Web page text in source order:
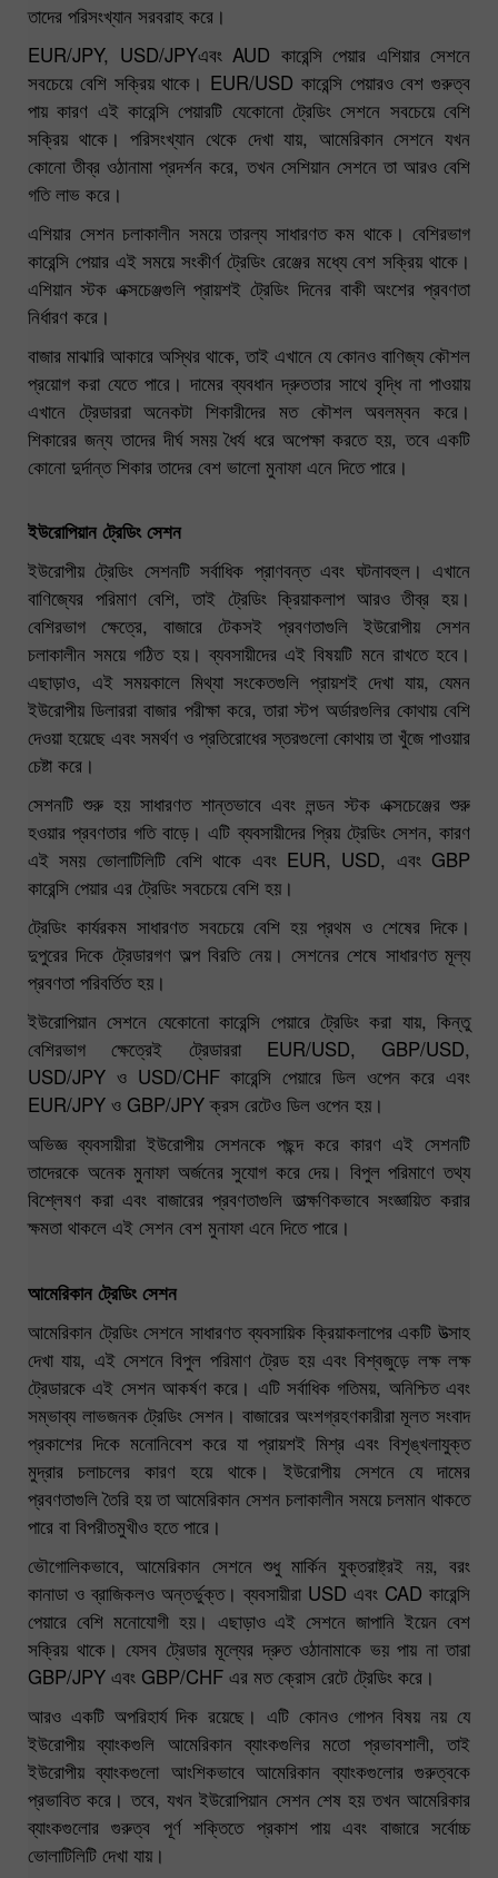
তাদের পরিসংখ্যান সরবরাহ করে।
EUR/JPY, USD/JPYএবং AUD কারেন্সি পেয়ার এশিয়ার সেশনে
সবচেয়ে বেশি সক্রিয় থাকে। EUR/USD কারেন্সি পেয়ারও বেশ গুরুত্ব
পায় কারণ এই কারেন্সি পেয়ারটি যেকোনো ট্রেডিং সেশনে সবচেয়ে বেশি
সক্রিয় থাকে। পরিসংখ্যান থেকে দেখা যায়, আমেরিকান সেশনে যখন
কোনো তীব্র ওঠানামা প্রদর্শন করে, তখন সেশিয়ান সেশনে তা আরও বেশি
গতি লাভ করে।
এশিয়ার সেশন চলাকালীন সময়ে তারল্য সাধারণত কম থাকে। বেশিরভাগ
কারেন্সি পেয়ার এই সময়ে সংকীর্ণ ট্রেডিং রেঞ্জের মধ্যে বেশ সক্রিয় থাকে।
এশিয়ান স্টক এক্সচেঞ্জগুলি প্রায়শই ট্রেডিং দিনের বাকী অংশের প্রবণতা
নির্ধারণ করে।
বাজার মাঝারি আকারে অস্থির থাকে, তাই এখানে যে কোনও বাণিজ্য কৌশল
প্রয়োগ করা যেতে পারে। দামের ব্যবধান দ্রুততার সাথে বৃদ্ধি না পাওয়ায়
এখানে ট্রেডাররা অনেকটা শিকারীদের মত কৌশল অবলম্বন করে।
শিকারের জন্য তাদের দীর্ঘ সময় ধৈর্য ধরে অপেক্ষা করতে হয়, তবে একটি
কোনো দুর্দান্ত শিকার তাদের বেশ ভালো মুনাফা এনে দিতে পারে।
ইউরোপিয়ান ট্রেডিং সেশন
ইউরোপীয় ট্রেডিং সেশনটি সর্বাধিক প্রাণবন্ত এবং ঘটনাবহুল। এখানে
বাণিজ্যের পরিমাণ বেশি, তাই ট্রেডিং ক্রিয়াকলাপ আরও তীব্র হয়।
বেশিরভাগ ক্ষেত্রে, বাজারে টেকসই প্রবণতাগুলি ইউরোপীয় সেশন
চলাকালীন সময়ে গঠিত হয়। ব্যবসায়ীদের এই বিষয়টি মনে রাখতে হবে।
এছাড়াও, এই সময়কালে মিথ্যা সংকেতগুলি প্রায়শই দেখা যায়, যেমন
ইউরোপীয় ডিলাররা বাজার পরীক্ষা করে, তারা স্টপ অর্ডারগুলির কোথায় বেশি
দেওয়া হয়েছে এবং সমর্থণ ও প্রতিরোধের স্তরগুলো কোথায় তা খুঁজে পাওয়ার
চেষ্টা করে।
সেশনটি শুরু হয় সাধারণত শান্তভাবে এবং লন্ডন স্টক এক্সচেঞ্জের শুরু
হওয়ার প্রবণতার গতি বাড়ে। এটি ব্যবসায়ীদের প্রিয় ট্রেডিং সেশন, কারণ
এই সময় ভোলাটিলিটি বেশি থাকে এবং EUR, USD, এবং GBP
কারেন্সি পেয়ার এর ট্রেডিং সবচেয়ে বেশি হয়।
ট্রেডিং কার্যরকম সাধারণত সবচেয়ে বেশি হয় প্রথম ও শেষের দিকে।
দুপুরের দিকে ট্রেডারগণ অল্প বিরতি নেয়। সেশনের শেষে সাধারণত মূল্য
প্রবণতা পরিবর্তিত হয়।
ইউরোপিয়ান সেশনে যেকোনো কারেন্সি পেয়ারে ট্রেডিং করা যায়, কিন্তু
বেশিরভাগ ক্ষেত্রেই ট্রেডাররা EUR/USD, GBP/USD,
USD/JPY ও USD/CHF কারেন্সি পেয়ারে ডিল ওপেন করে এবং
EUR/JPY ও GBP/JPY ক্রস রেটেও ডিল ওপেন হয়।
অভিজ্ঞ ব্যবসায়ীরা ইউরোপীয় সেশনকে পছন্দ করে কারণ এই সেশনটি
তাদেরকে অনেক মুনাফা অর্জনের সুযোগ করে দেয়। বিপুল পরিমাণে তথ্য
বিশ্লেষণ করা এবং বাজারের প্রবণতাগুলি তাত্ক্ষণিকভাবে সংজ্ঞায়িত করার
ক্ষমতা থাকলে এই সেশন বেশ মুনাফা এনে দিতে পারে।
আমেরিকান ট্রেডিং সেশন
আমেরিকান ট্রেডিং সেশনে সাধারণত ব্যবসায়িক ক্রিয়াকলাপের একটি উত্সাহ
দেখা যায়, এই সেশনে বিপুল পরিমাণ ট্রেড হয় এবং বিশ্বজুড়ে লক্ষ লক্ষ
ট্রেডারকে এই সেশন আকর্ষণ করে। এটি সর্বাধিক গতিময়, অনিশ্চিত এবং
সম্ভাব্য লাভজনক ট্রেডিং সেশন। বাজারের অংশগ্রহণকারীরা মূলত সংবাদ
প্রকাশের দিকে মনোনিবেশ করে যা প্রায়শই মিশ্র এবং বিশৃঙ্খলাযুক্ত
মুদ্রার চলাচলের কারণ হয়ে থাকে। ইউরোপীয় সেশনে যে দামের
প্রবণতাগুলি তৈরি হয় তা আমেরিকান সেশন চলাকালীন সময়ে চলমান থাকতে
পারে বা বিপরীতমুখীও হতে পারে।
ভৌগোলিকভাবে, আমেরিকান সেশনে শুধু মার্কিন যুক্তরাষ্ট্রই নয়, বরং
কানাডা ও ব্রাজিকলও অন্তর্ভুক্ত। ব্যবসায়ীরা USD এবং CAD কারেন্সি
পেয়ারে বেশি মনোযোগী হয়। এছাড়াও এই সেশনে জাপানি ইয়েন বেশ
সক্রিয় থাকে। যেসব ট্রেডার মূল্যের দ্রুত ওঠানামাকে ভয় পায় না তারা
GBP/JPY এবং GBP/CHF এর মত ক্রোস রেটে ট্রেডিং করে।
আরও একটি অপরিহার্য দিক রয়েছে। এটি কোনও গোপন বিষয় নয় যে
ইউরোপীয় ব্যাংকগুলি আমেরিকান ব্যাংকগুলির মতো প্রভাবশালী, তাই
ইউরোপীয় ব্যাংকগুলো আংশিকভাবে আমেরিকান ব্যাংকগুলোর গুরুত্বকে
প্রভাবিত করে। তবে, যখন ইউরোপিয়ান সেশন শেষ হয় তখন আমেরিকার
ব্যাংকগুলোর গুরুত্ব পূর্ণ শক্তিতে প্রকাশ পায় এবং বাজারে সর্বোচ্চ
ভোলাটিলিটি দেখা যায়।